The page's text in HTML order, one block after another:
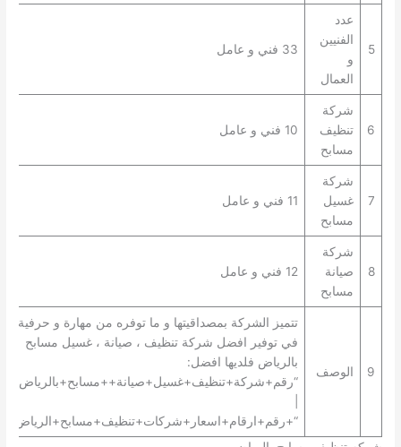
5
عدد
الفنيين
و
العمال
33 فني و عامل
6
شركة
تنظيف
مسابح
10 فني و عامل
7
شركة
غسيل
مسابح
11 فني و عامل
8
شركة
صيانة
مسابح
12 فني و عامل
9 الوصف
تتميز الشركة بمصداقيتها و ما توفره من مهارة و حرفية
في توفير افضل شركة تنظيف ، صيانة ، غسيل مسابح
بالرياض فلديها افضل:
“رقم+شركة+تنظيف+غسيل+صيانة++مسابح+بالرياض+”
“+رقم+ارقام+اسعار+شركات+تنظيف+مسابح+الرياض+”.